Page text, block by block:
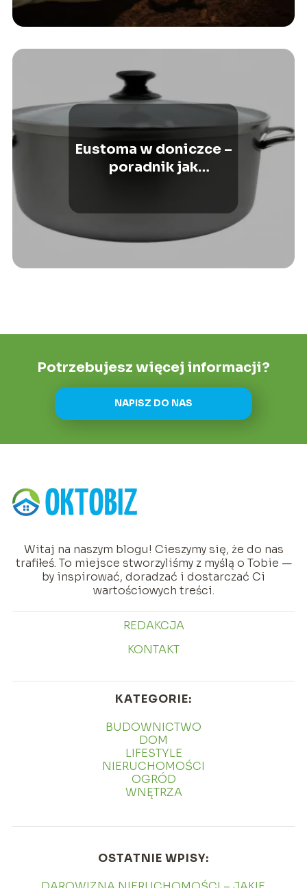
Eustoma w doniczce –
poradnik jak
Potrzebujesz więcej informacji?
NAPISZ DO NAS
Witaj na naszym blogu! Cieszymy się, że do nas
trafiłeś. To miejsce stworzyliśmy z myślą o Tobie —
by inspirować, doradzać i dostarczać Ci
wartościowych treści.
REDAKCJA
KONTAKT
KATEGORIE:
BUDOWNICTWO
DOM
LIFESTYLE
NIERUCHOMOŚCI
OGRÓD
WNĘTRZA
OSTATNIE WPISY: